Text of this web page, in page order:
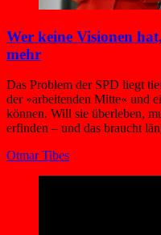
Wer keine Visionen
mehr
Das Problem der SPD liegt
der »arbeitenden Mitte« und
können. Will sie überleben,
erfinden – und das braucht
Otmar Tibes